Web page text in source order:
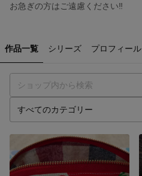
お急ぎの方はご遠慮ください‼️
作品一覧 シリーズ プロフィール